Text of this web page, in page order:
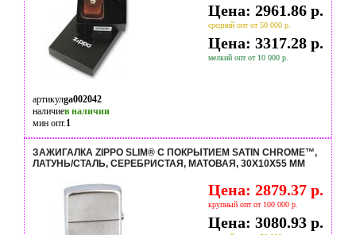
Цена: 2961.86 р.
средний опт от 50 000 р.
Цена: 3317.28 р.
мелкий опт от 10 000 р.
артикулga002042
наличиев наличии
мин опт.1
ЗАЖИГАЛКА ZIPPO SLIM® С ПОКРЫТИЕМ SATIN CHROME™,
ЛАТУНЬ/СТАЛЬ, СЕРЕБРИСТАЯ, МАТОВАЯ, 30Х10X55 ММ
Цена: 2879.37 р.
крупный опт от 100 000 р.
Цена: 3080.93 р.